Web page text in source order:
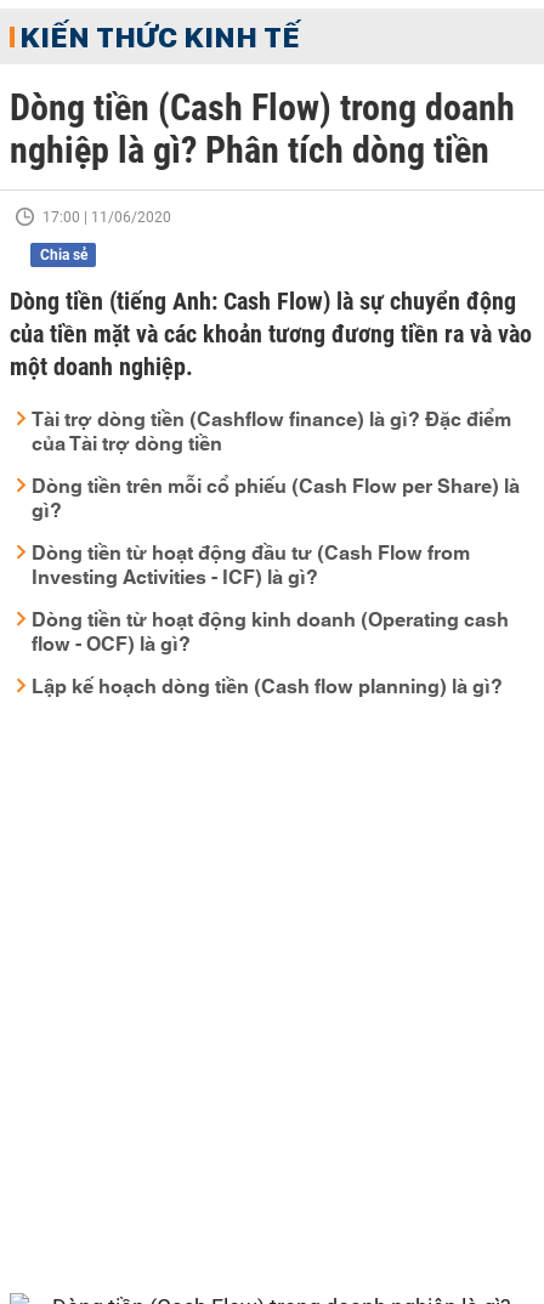
KIẾN THỨC KINH TẾ
Dòng tiền (Cash Flow) trong doanh
nghiệp là gì? Phân tích dòng tiền
17:00 | 11/06/2020
Chia sẻ
Dòng tiền (tiếng Anh: Cash Flow) là sự chuyển động
của tiền mặt và các khoản tương đương tiền ra và vào
một doanh nghiệp.
Tài trợ dòng tiền (Cashflow finance) là gì? Đặc điểm
của Tài trợ dòng tiền
Dòng tiền trên mỗi cổ phiếu (Cash Flow per Share) là
gì?
Dòng tiền từ hoạt động đầu tư (Cash Flow from
Investing Activities - ICF) là gì?
Dòng tiền từ hoạt động kinh doanh (Operating cash
flow - OCF) là gì?
Lập kế hoạch dòng tiền (Cash flow planning) là gì?